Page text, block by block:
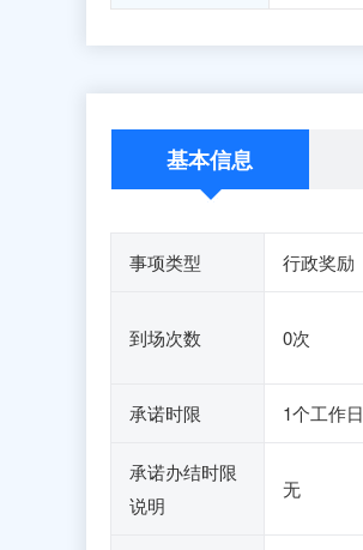
基本信息
事项类型 行政奖励
到场次数 0次
承诺时限 1个工作日
承诺办结时限
说明
无